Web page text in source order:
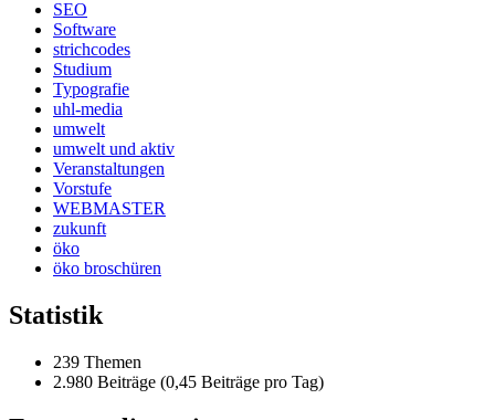
SEO
Software
strichcodes
Studium
Typografie
uhl-media
umwelt
umwelt und aktiv
Veranstaltungen
Vorstufe
WEBMASTER
zukunft
öko
öko broschüren
Statistik
239 Themen
2.980 Beiträge (0,45 Beiträge pro Tag)